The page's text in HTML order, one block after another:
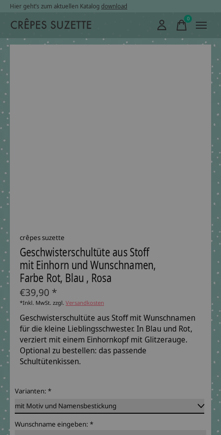
Hier geht’s zum aktuellen Katalog download
0items
crêpes suzette
Geschwisterschultüte aus Stoff
mit Einhorn und Wunschnamen,
Farbe Rot, Blau , Rosa
€39,90 *
*Inkl. MwSt. zzgl. Versandkosten
Geschwisterschultüte aus Stoff mit Wunschnamen
für die kleine Lieblingsschwester. In Blau und Rot,
verziert mit einem Einhornkopf mit Glitzerauge.
Optional zu bestellen: das passende
Schultütenkissen.
Varianten: *
Wunschname eingeben: *